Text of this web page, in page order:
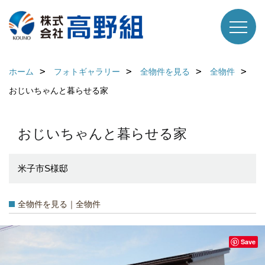
ホーム フォトギャラリー 全物件を見る
全物件
おじいちゃんと暮らせる家
おじいちゃんと暮らせる家
米子市S様邸
全物件を見る｜全物件
Save